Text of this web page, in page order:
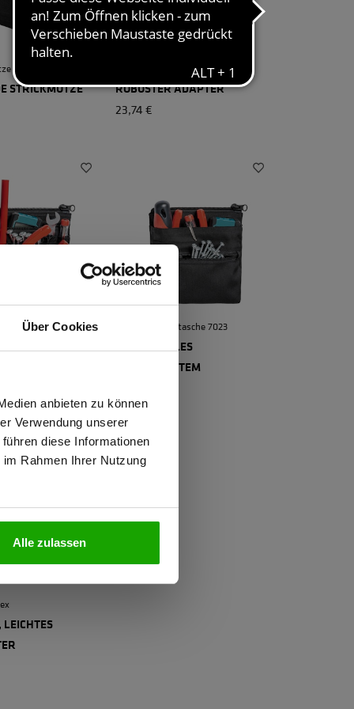
Über Cookies
anbieten zu können
Verwendung unserer
diese Informationen
Rahmen Ihrer Nutzung
Alle zulassen
2
STRICKMÜTZE
Adapter Werkzeugtasche
ROBUSTER ADAPTER
23,74 €
7018 PRO Werkzeugtasche 7023
INDIVIDUELLES
SORTIERSYSTEM
LEICHTES